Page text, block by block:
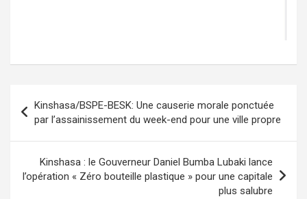
de
l’article
Kinshasa/BSPE-BESK: Une causerie morale ponctuée
par l’assainissement du week-end pour une ville propre
Kinshasa : le Gouverneur Daniel Bumba Lubaki lance
l’opération « Zéro bouteille plastique » pour une capitale
plus salubre